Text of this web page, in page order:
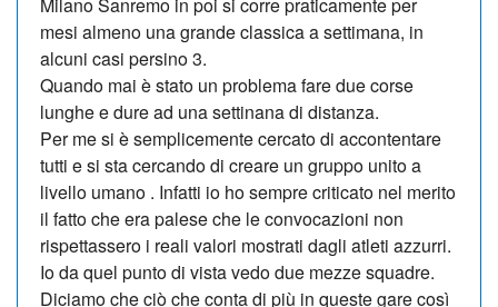
mesi almeno una grande classica a settimana, in
alcuni casi persino 3.
Quando mai è stato un problema fare due corse
lunghe e dure ad una settinana di distanza.
Per me si è semplicemente cercato di accontentare
tutti e si sta cercando di creare un gruppo unito a
livello umano . Infatti io ho sempre criticato nel merito
il fatto che era palese che le convocazioni non
rispettassero i reali valori mostrati dagli atleti azzurri.
Io da quel punto di vista vedo due mezze squadre.
Diciamo che ciò che conta di più in queste gare così